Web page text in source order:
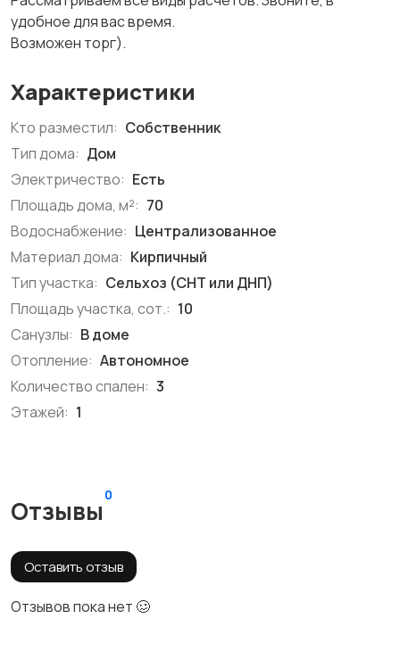
удобное для вас время.
Возможен торг).
Характеристики
Кто разместил: Собственник
Тип дома: Дом
Электричество: Есть
Площадь дома, м²: 70
Водоснабжение: Централизованное
Материал дома: Кирпичный
Тип участка: Сельхоз (СНТ или ДНП)
Площадь участка, сот.: 10
Санузлы: В доме
Отопление: Автономное
Количество спален: 3
Этажей: 1
Отзывы
0
Оставить отзыв
Отзывов пока нет 🥴